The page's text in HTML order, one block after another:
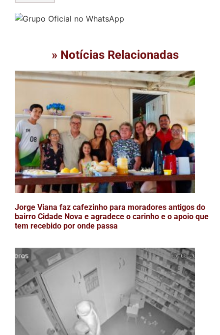
» Notícias Relacionadas
Jorge Viana faz cafezinho para moradores antigos do
bairro Cidade Nova e agradece o carinho e o apoio que
tem recebido por onde passa